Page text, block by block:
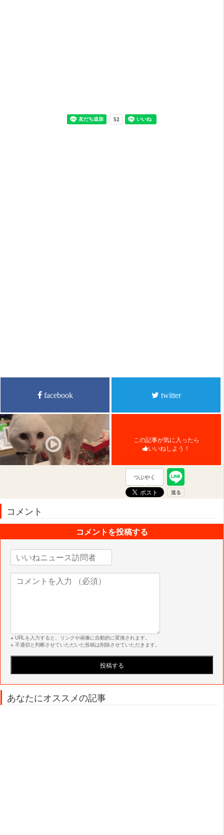
facebook twitter
この記事が気に入ったら
いいねしよう！
つぶやく
コメント
コメントを投稿する
※ URLを入力すると、リンクや画像に自動的に変換されます。
※ 不適切と判断させていただいた投稿は削除させていただきます。
あなたにオススメの記事